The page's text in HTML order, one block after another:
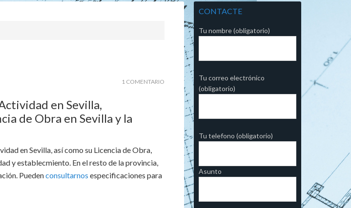
1 COMENTARIO
en Sevilla,
de Obra en Sevilla y la
en Sevilla, así como su Licencia de Obra,
y establecmiento. En el resto de la provincia,
Puedenconsultarnos especificaciones para
CONTACTE
Tu nombre (obligatorio)
Tu correo electrónico
(obligatorio)
Tu telefono (obligatorio)
Asunto